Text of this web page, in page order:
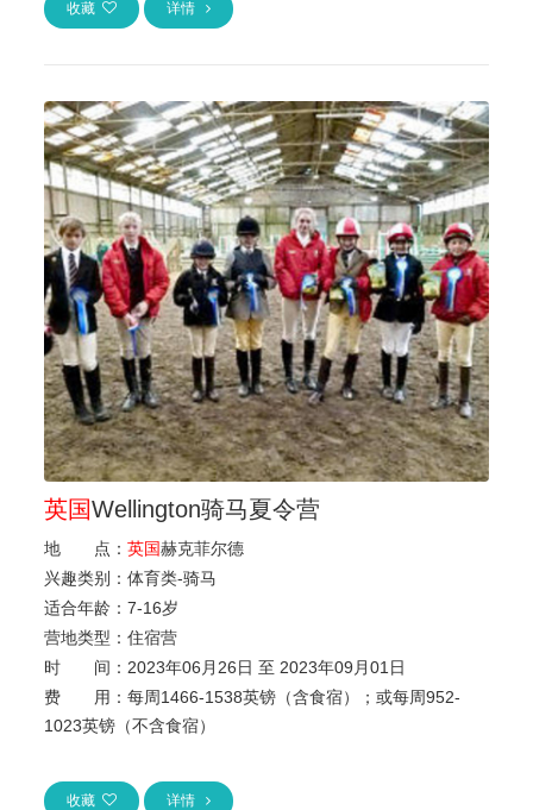
收藏 详情
英国Wellington骑马夏令营
地 点：英国赫克菲尔德
兴趣类别：体育类-骑马
适合年龄：7-16岁
营地类型：住宿营
时 间： 2023年06月26日 至 2023年09月01日
费 用：每周1466-1538英镑（含食宿）；或每周952-
1023英镑（不含食宿）
收藏 详情